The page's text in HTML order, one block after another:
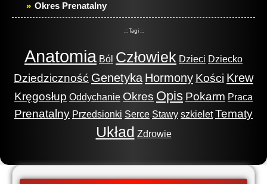
Okres Prenatalny
.:: Tagi ::.
Anatomia Ból Człowiek Dzieci Dziecko
Dziedziczność Genetyka Hormony Kości Krew
Kręgosłup Oddychanie Okres Opis Pokarm Praca
Prenatalny Przedsionki Serce Stawy szkielet Tematy
Układ Zdrowie